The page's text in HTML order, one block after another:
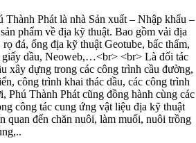
Phát là nhà Sản xuất – Nhập khẩu –
phẩm về địa kỹ thuật. Bao gồm vải địa
đá, ống địa kỹ thuật Geotube, bấc thấm,
giấy dầu, Neoweb,…<br> <br> Là đối tác
xây dựng trong các công trình cầu đường,
công trình khai thác dầu, các công trình
Thành Phát cũng đồng hành cùng các
công tác cung ứng vật liệu địa kỹ thuật
quan đến chăn nuôi, làm muối, nuôi trồng